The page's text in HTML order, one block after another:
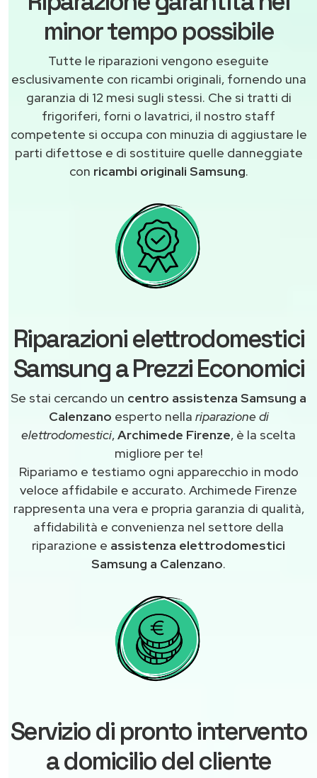
minor tempo possibile
Tutte le riparazioni vengono eseguite
esclusivamente con ricambi originali, fornendo una
garanzia di 12 mesi sugli stessi. Che si tratti di
frigoriferi, forni o lavatrici, il nostro staff
competente si occupa con minuzia di aggiustare le
parti difettose e di sostituire quelle danneggiate
con ricambi originali Samsung.
Riparazioni elettrodomestici
Samsung a Prezzi Economici
Se stai cercando un centro assistenza Samsung a
Calenzano esperto nella riparazione di
elettrodomestici,Archimede Firenze, è la scelta
migliore per te!
Ripariamo e testiamo ogni apparecchio in modo
veloce affidabile e accurato. Archimede Firenze
rappresenta una vera e propria garanzia di qualità,
affidabilità e convenienza nel settore della
riparazione e assistenza elettrodomestici
Samsung a Calenzano.
Servizio di pronto intervento
a domicilio del cliente